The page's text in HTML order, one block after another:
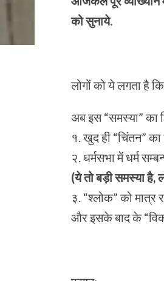
को सुनाये.
लोगों को ये लगता है
अब इस “समस्या” का
१. खुद ही “चिंतन”
२. धर्मसभा में धर्म
(ये तो बड़ी समस्या है,
३. “श्लोक” को मात्र
और इसके बाद के